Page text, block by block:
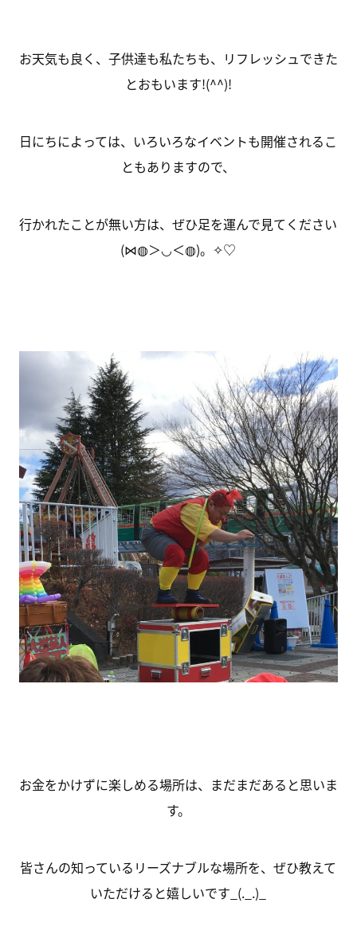
お天気も良く、子供達も私たちも、リフレッシュできた
とおもいます!(^^)!
日にちによっては、いろいろなイベントも開催されるこ
ともありますので、
行かれたことが無い方は、ぜひ足を運んで見てください
(⋈◍＞◡＜◍)。✧♡
お金をかけずに楽しめる場所は、まだまだあると思いま
す。
皆さんの知っているリーズナブルな場所を、ぜひ教えて
いただけると嬉しいです_(._.)_